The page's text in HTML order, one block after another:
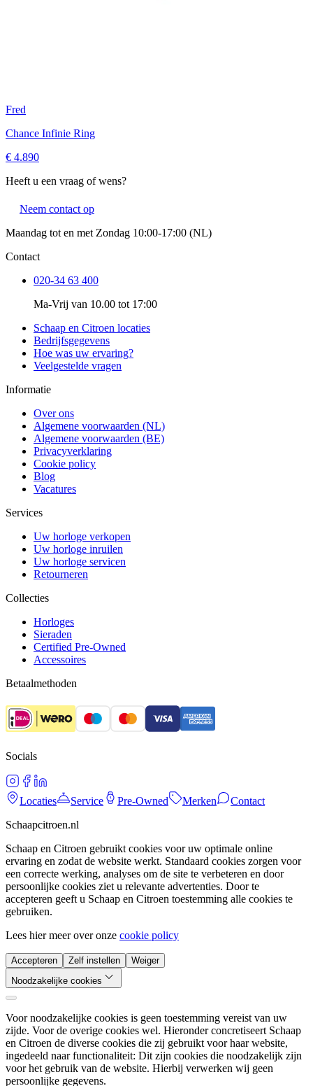
Fred
Chance Infinie Ring
€ 4.890
Heeft u een vraag of wens?
Neem contact op
Maandag tot en met Zondag 10:00-17:00 (NL)
Contact
020-34 63 400
Ma-Vrij van 10.00 tot 17:00
Schaap en Citroen locaties
Bedrijfsgegevens
Hoe was uw ervaring?
Veelgestelde vragen
Informatie
Over ons
Algemene voorwaarden (NL)
Algemene voorwaarden (BE)
Privacyverklaring
Cookie policy
Blog
Vacatures
Services
Uw horloge verkopen
Uw horloge inruilen
Uw horloge servicen
Retourneren
Collecties
Horloges
Sieraden
Certified Pre-Owned
Accessoires
Betaalmethoden
Socials
Locaties Service Pre-Owned Merken
Contact
Schaapcitroen.nl
Schaap en Citroen gebruikt cookies voor uw optimale online
ervaring en zodat de website werkt. Standaard cookies zorgen voor
een correcte werking, analyses om de site te verbeteren en door
persoonlijke cookies ziet u relevante advertenties. Door te
accepteren geeft u Schaap en Citroen toestemming alle cookies te
gebruiken.
Lees hier meer over onze cookie policy
Accepteren Zelf instellen
Weiger
Noodzakelijke cookies
Voor noodzakelijke cookies is geen toestemming vereist van uw
zijde. Voor de overige cookies wel. Hieronder concretiseert Schaap
en Citroen de diverse cookies die zij gebruikt voor haar website,
ingedeeld naar functionaliteit: Dit zijn cookies die noodzakelijk zijn
voor het gebruik van de website. Hierbij verwerken wij geen
persoonlijke gegevens.